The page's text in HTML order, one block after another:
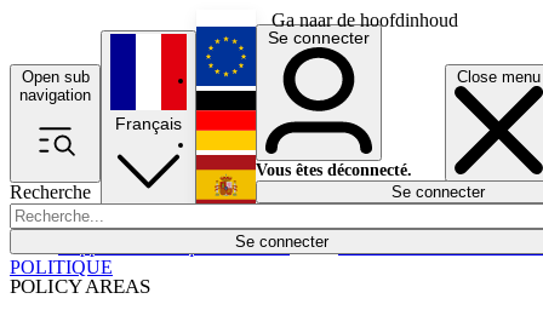
Ga naar de hoofdinhoud
Open sub
navigation
Close menu
Recherche
Se connecter
POLICY AREAS
Économie
Français
English
Deutsch
Español
Se connecter
Vous êtes déconnecté.
Se connecter
POLITIQUE